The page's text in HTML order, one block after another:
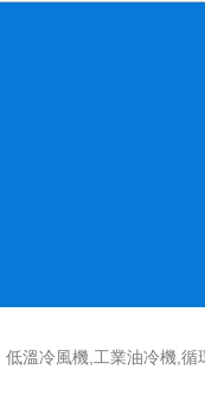
低溫冷風機,工業油冷機,循